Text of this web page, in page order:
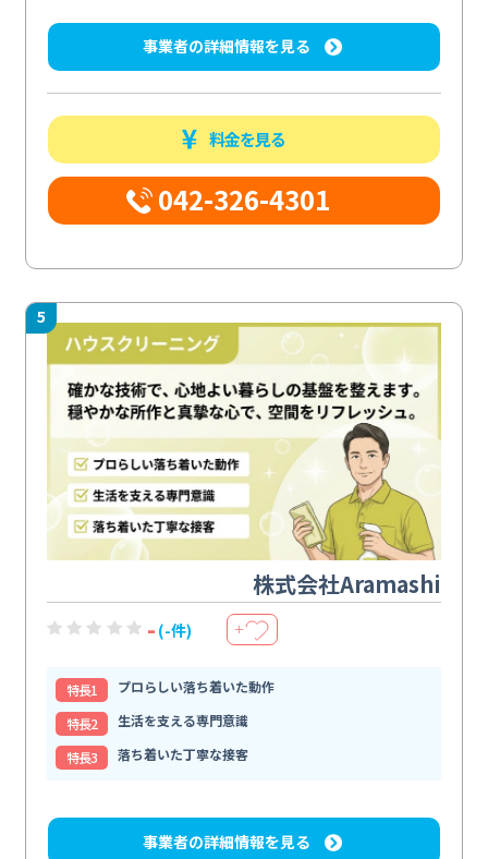
事業者の詳細情報を見る
料金を見る
042-326-4301
5
株式会社Aramashi
- (-件) ＋
特⻑1
プロらしい落ち着いた動作
特⻑2
生活を支える専門意識
特⻑3
落ち着いた丁寧な接客
事業者の詳細情報を見る